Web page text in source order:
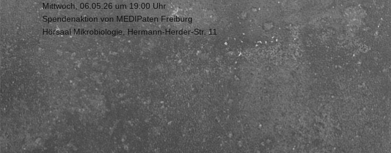
Mittwoch, 06.05.26 um 19:00 Uhr
Spendenaktion von MEDIPaten Freiburg
Hörsaal Mikrobiologie, Hermann-Herder-Str. 11
Seitennummerierung